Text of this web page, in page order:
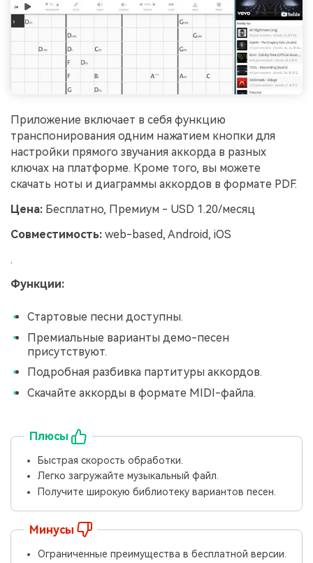
Приложение включает в себя функцию
транспонирования одним нажатием кнопки для
настройки прямого звучания аккорда в разных
ключах на платформе. Кроме того, вы можете
скачать ноты и диаграммы аккордов в формате PDF.
Цена: Бесплатно, Премиум - USD 1.20/месяц
Совместимость: web-based, Android, iOS
.
Функции:
Стартовые песни доступны.
Премиальные варианты демо-песен
присутствуют.
Подробная разбивка партитуры аккордов.
Скачайте аккорды в формате MIDI-файла.
Плюсы
Быстрая скорость обработки.
Легко загружайте музыкальный файл.
Получите широкую библиотеку вариантов песен.
Минусы
Ограниченные преимущества в бесплатной версии.